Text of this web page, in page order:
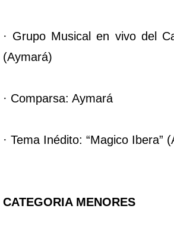
· Grupo Musical en vivo del
(Aymará)
· Comparsa: Aymará
· Tema Inédito: “Magico Ibera”
CATEGORIA MENORES